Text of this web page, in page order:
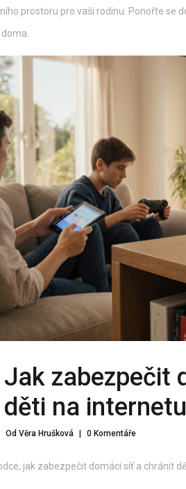
prostoru pro vaši rodinu. Ponořte se
Jak zabezpečit
děti na internetu
Od Věra Hrušková | 0 Komentáře
jak zabezpečit domácí síť a chránit